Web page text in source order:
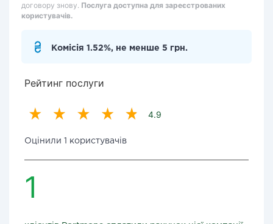
договору знову. Послуга доступна для зареєстрованих
користувачів.
Комісія 1.52%, не менше 5 грн.
Рейтинг послуги
4.9
Оцінили 1 користувачів
1